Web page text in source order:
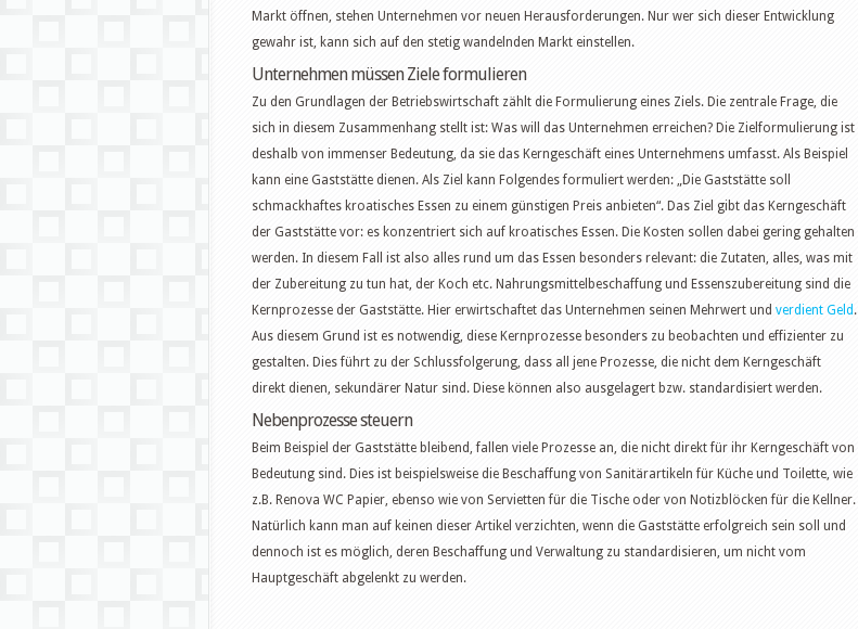
Markt öffnen, stehen Unternehmen vor neuen Herausforderungen. Nur wer sich dieser Entwicklung
gewahr ist, kann sich auf den stetig wandelnden Markt einstellen.
Unternehmen müssen Ziele formulieren
Zu den Grundlagen der Betriebswirtschaft zählt die Formulierung eines Ziels. Die zentrale Frage, die
sich in diesem Zusammenhang stellt ist: Was will das Unternehmen erreichen? Die Zielformulierung ist
deshalb von immenser Bedeutung, da sie das Kerngeschäft eines Unternehmens umfasst. Als Beispiel
kann eine Gaststätte dienen. Als Ziel kann Folgendes formuliert werden: „Die Gaststätte soll
schmackhaftes kroatisches Essen zu einem günstigen Preis anbieten“. Das Ziel gibt das Kerngeschäft
der Gaststätte vor: es konzentriert sich auf kroatisches Essen. Die Kosten sollen dabei gering gehalten
werden. In diesem Fall ist also alles rund um das Essen besonders relevant: die Zutaten, alles, was mit
der Zubereitung zu tun hat, der Koch etc. Nahrungsmittelbeschaffung und Essenszubereitung sind die
Kernprozesse der Gaststätte. Hier erwirtschaftet das Unternehmen seinen Mehrwert und verdient Geld .
Aus diesem Grund ist es notwendig, diese Kernprozesse besonders zu beobachten und effizienter zu
gestalten. Dies führt zu der Schlussfolgerung, dass all jene Prozesse, die nicht dem Kerngeschäft
direkt dienen, sekundärer Natur sind. Diese können also ausgelagert bzw. standardisiert werden.
Nebenprozesse steuern
Beim Beispiel der Gaststätte bleibend, fallen viele Prozesse an, die nicht direkt für ihr Kerngeschäft von
Bedeutung sind. Dies ist beispielsweise die Beschaffung von Sanitärartikeln für Küche und Toilette, wie
z.B. Renova WC Papier, ebenso wie von Servietten für die Tische oder von Notizblöcken für die Kellner.
Natürlich kann man auf keinen dieser Artikel verzichten, wenn die Gaststätte erfolgreich sein soll und
dennoch ist es möglich, deren Beschaffung und Verwaltung zu standardisieren, um nicht vom
Hauptgeschäft abgelenkt zu werden.